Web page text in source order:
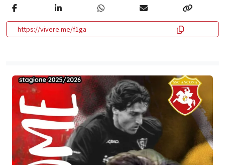
https://vivere.me/f1ga